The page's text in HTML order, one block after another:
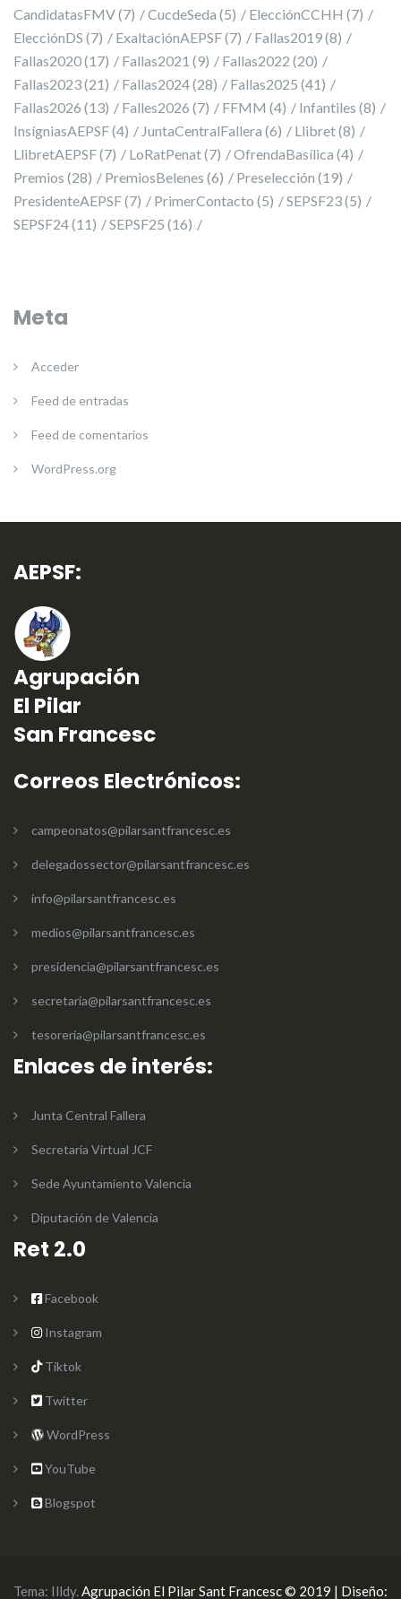
CandidatasFMV(7) CucdeSeda (5) ElecciónCCHH (7)
ElecciónDS (7) ExaltaciónAEPSF(7) Fallas2019(8)
Fallas2020(17) Fallas2021 (9) Fallas2022 (20)
Fallas2023(21) Fallas2024(28) Fallas2025 (41)
Fallas2026 (13) Falles2026 (7) FFMM (4) Infantiles (8)
InsígniasAEPSF(4) JuntaCentralFallera (6) Llibret(8)
LlibretAEPSF(7) LoRatPenat(7) OfrendaBasílica (4)
Premios (28) PremiosBelenes (6) Preselección (19)
PresidenteAEPSF(7) PrimerContacto (5) SEPSF23(5)
SEPSF24(11) SEPSF25 (16)
Meta
Acceder
Feed de entradas
Feed de comentarios
WordPress.org
AEPSF:
Agrupación
El Pilar
San Francesc
Correos Electrónicos:
campeonatos@pilarsantfrancesc.es
delegadossector@pilarsantfrancesc.es
info@pilarsantfrancesc.es
medios@pilarsantfrancesc.es
presidencia@pilarsantfrancesc.es
secretaria@pilarsantfrancesc.es
tesoreria@pilarsantfrancesc.es
Enlaces de interés:
Junta Central Fallera
Secretaría Virtual JCF
Sede Ayuntamiento Valencia
Diputación de Valencia
Ret 2.0
Facebook
Instagram
Tiktok
Twitter
WordPress
YouTube
Blogspot
Tema: Illdy.Agrupación El Pilar Sant Francesc © 2019 | Diseño: